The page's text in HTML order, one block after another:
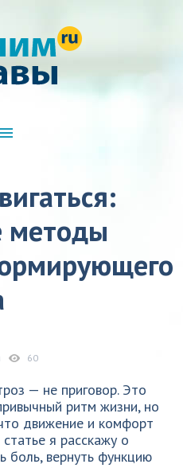
методы
60
— не приговор. Это
ритм жизни, но
движение и комфорт
я расскажу о
боль, вернуть функцию